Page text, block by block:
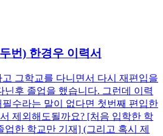
번) 한경우 이력서
그학교를 다니면서 다시 재편입을
닌후 졸업을 했습니다. 그런데 이력
수라는 말이 없다면 첫번째 편입한
제외해도될까요? [처음 입학한 학
업한 학교만 기재] (그리고 혹시 제